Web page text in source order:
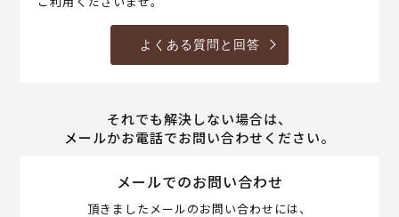
よくある質問と回答
それでも解決しない場合は、
メールかお電話でお問い合わせください。
メールでのお問い合わせ
頂きましたメールのお問い合わせには、